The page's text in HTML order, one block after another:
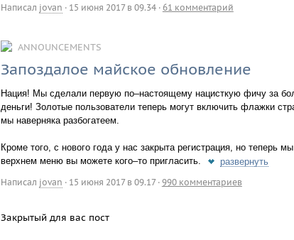
Написал jovan · 15 июня 2017 в 09.34· 61 комментарий
ANNOUNCEMENTS
Запоздалое майское обновление
Нация! Мы сделали первую по–настоящему нацисткую фичу за
деньги! Золотые пользователи теперь могут включить флажки
мы наверняка разбогатеем.
Кроме того, с нового года у нас закрыта регистрация, но теперь
верхнем меню вы можете кого–то пригласить.
развернуть
Написал jovan · 15 июня 2017 в 09.17· 990 комментариев
Закрытый для вас пост